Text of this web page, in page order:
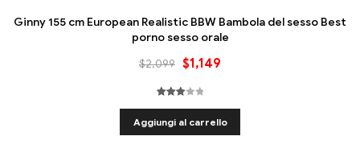
Ginny 155 cm European Realistic BBW Bambola del sesso Best
porno sesso orale
$2,099 $1,149
3.00
Aggiungi al carrello